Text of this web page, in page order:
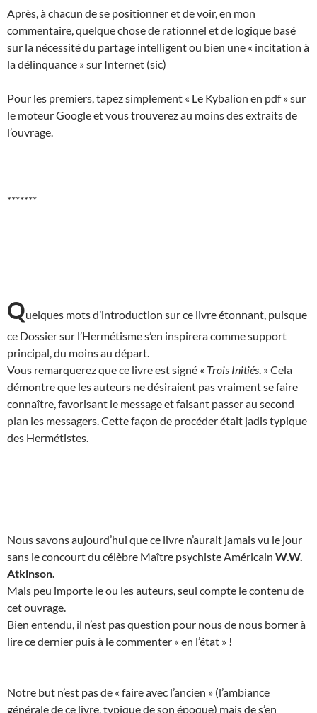
Après, à chacun de se positionner et de voir, en mon
commentaire, quelque chose de rationnel et de logique basé
sur la nécessité du partage intelligent ou bien une « incitation à
la délinquance » sur Internet (sic)
Pour les premiers, tapez simplement « Le Kybalion en pdf » sur
le moteur Google et vous trouverez au moins des extraits de
l’ouvrage.
*******
Quelques mots d’introduction sur ce livre étonnant, puisque
ce Dossier sur l’Hermétisme s’en inspirera comme support
principal, du moins au départ.
Vous remarquerez que ce livre est signé « Trois Initiés . » Cela
démontre que les auteurs ne désiraient pas vraiment se faire
connaître, favorisant le message et faisant passer au second
plan les messagers. Cette façon de procéder était jadis typique
des Hermétistes.
Nous savons aujourd’hui que ce livre n’aurait jamais vu le jour
sans le concourt du célèbre Maître psychiste Américain W.W.
Atkinson.
Mais peu importe le ou les auteurs, seul compte le contenu de
cet ouvrage.
Bien entendu, il n’est pas question pour nous de nous borner à
lire ce dernier puis à le commenter « en l’état » !
Notre but n’est pas de « faire avec l’ancien » (l’ambiance
générale de ce livre, typique de son époque) mais de s’en